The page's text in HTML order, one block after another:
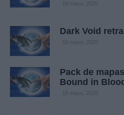
18 mayo, 2020
Dark Void
18 mayo, 2020
Pack de
Bound in Blood
18 mayo, 2020